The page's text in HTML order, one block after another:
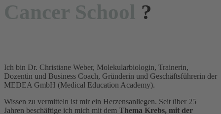
Cancer School ?
Ich bin Dr. Christiane Weber, Molekularbiologin, Trainerin,
Dozentin und Business Coach, Gründerin und Geschäftsführerin der
MEDEA GmbH (Medical Education Academy).
Wissen zu vermitteln ist mir ein Herzensanliegen. Seit über 25
Jahren beschäftige ich mich mit dem Thema Krebs, mit der